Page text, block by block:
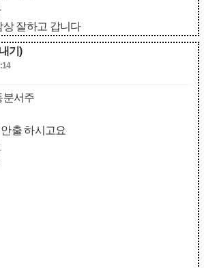
상 잘하고 갑니다
기)
분서주
출 하시고요